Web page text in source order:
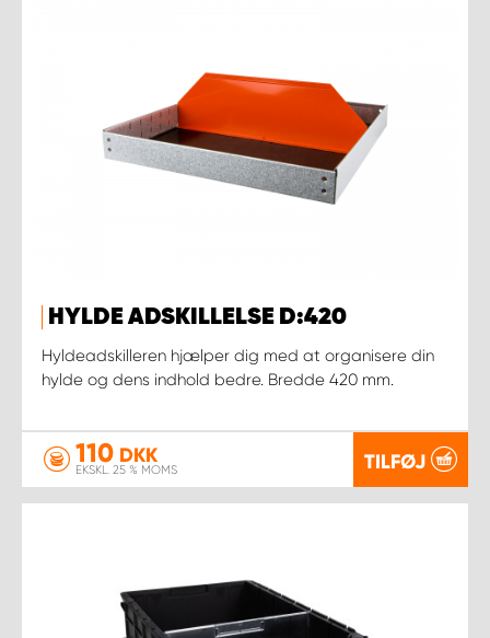
HYLDE ADSKILLELSE D:420
Hyldeadskilleren hjælper dig med at organisere din
hylde og dens indhold bedre. Bredde 420 mm.
110 DKK
EKSKL. 25 % MOMS TILFØJ